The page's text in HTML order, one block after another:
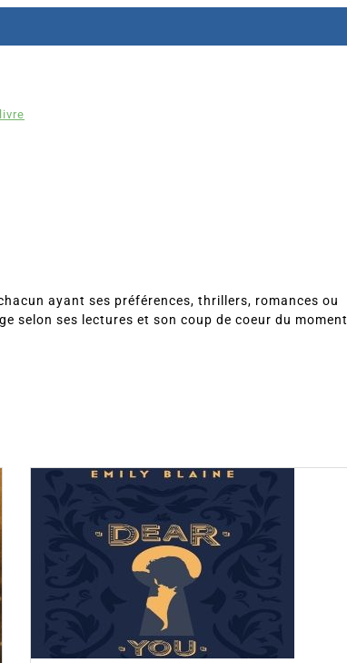
ayant ses préférences, thrillers, romances ou
selon ses lectures et son coup de coeur du moment